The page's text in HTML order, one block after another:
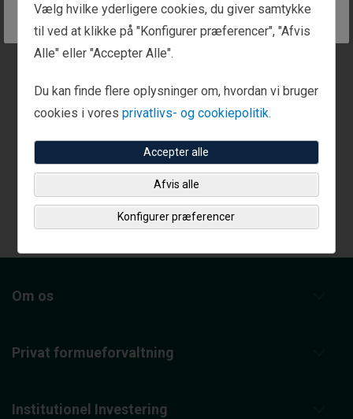
Ring til os eller brug vores kontaktformular for at
oprette et møde.
Om os
Privat formueforvaltning
Institutionel Investering
Vælg hvilke yderligere cookies, du giver samtykke
til ved at klikke på "Konfigurer præferencer", "Afvis
Alle" eller "Accepter Alle".
Du kan finde flere oplysninger om, hvordan vi bruger
cookies i vores privatlivs- og cookiepolitik.
Accepter alle
Afvis alle
Konfigurer præferencer